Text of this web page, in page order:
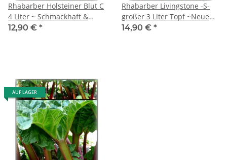
Rhabarber Holsteiner Blut C
4 Liter ~ Schmackhaft &
Eindrucksvoll
12,90 € *
Rhabarber Livingstone -S-
großer 3 Liter Topf ~Neue
Sorte~ Schmackhaft & sehr
14,90 € *
AUF LAGER